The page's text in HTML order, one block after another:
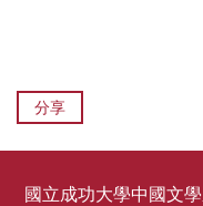
分享
國立成功大學中國